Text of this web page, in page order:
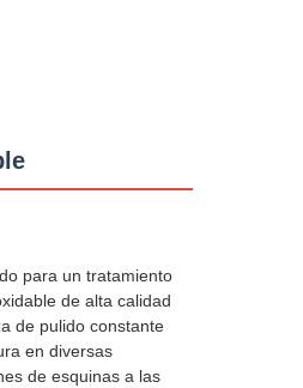
para un tratamiento
de alta calidad
de pulido constante
en diversas
de esquinas a las